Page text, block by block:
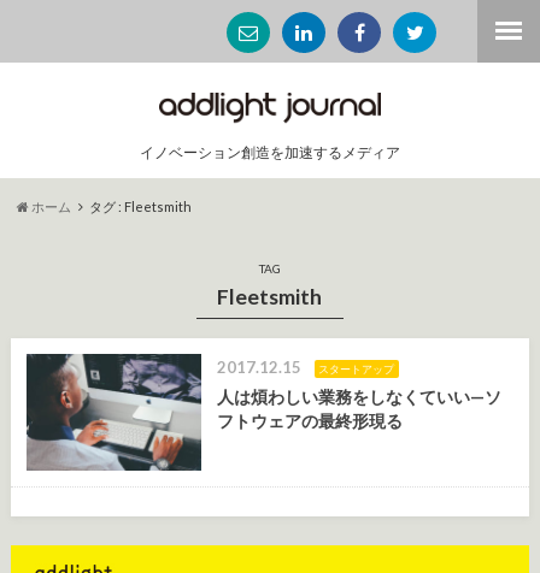
イノベーション創造を加速するメディア
ホーム タグ : Fleetsmith
TAG
Fleetsmith
2017.12.15 スタートアップ
人は煩わしい業務をしなくていい—ソ
フトウェアの最終形現る